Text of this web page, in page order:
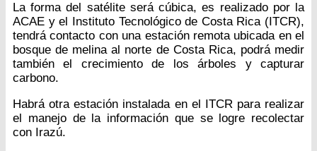
La forma del satélite será cúbica, es realizado por la
ACAE y el Instituto Tecnológico de Costa Rica (ITCR),
tendrá contacto con una estación remota ubicada en el
bosque de melina al norte de Costa Rica, podrá medir
también el crecimiento de los árboles y capturar
carbono.
Habrá otra estación instalada en el ITCR para realizar
el manejo de la información que se logre recolectar
con Irazú.